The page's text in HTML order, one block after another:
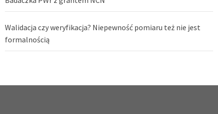
Walidacja czy weryfikacja? Niepewność pomiaru też nie jest
formalnością